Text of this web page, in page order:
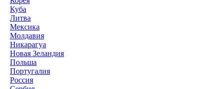
Куба
Литва
Мексика
Молдавия
Никарагуа
Новая Зеландия
Польша
Португалия
Россия